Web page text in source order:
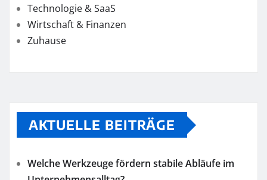
Technologie & SaaS
Wirtschaft & Finanzen
Zuhause
AKTUELLE BEITRÄGE
Welche Werkzeuge fördern stabile Abläufe im